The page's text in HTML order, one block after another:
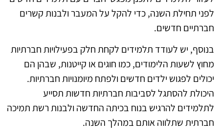
לפני תחילת השנה, כדי להקל על המעבר ולבנות קשרים
חברתיים חדשים.
בנוסף, יש לעודד תלמידים לקחת חלק בפעילויות חברתיות
מחוץ לשעות הלימודים, כמו חוגים או קייטנות, שבהן הם
יכולים לפגוש ילדים חדשים ולפתח מיומנויות חברתיות.
היכולת להסתגל לסביבות חברתיות חדשות תסייע
לתלמידים להרגיש בנוח בכיתה החדשה ולבנות רשת תמיכה
חברתית שתלווה אותם במהלך השנה.